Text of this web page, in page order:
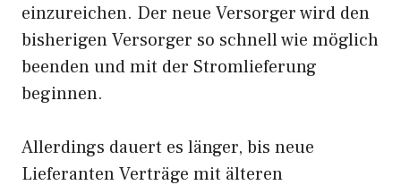
einzureichen. Der neue Versorger wird den
bisherigen Versorger so schnell wie möglich
beenden und mit der Stromlieferung
beginnen.
Allerdings dauert es länger, bis neue
Lieferanten Verträge mit älteren